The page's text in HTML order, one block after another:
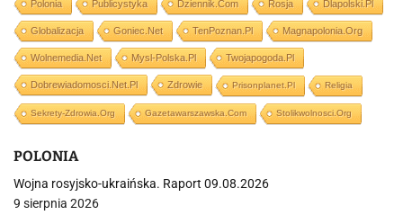
Polonia Publicystyka Dziennik.com Rosja Dlapolski.pl
Globalizacja Goniec.net TenPoznan.pl Magnapolonia.org
Wolnemedia.net Mysl-Polska.pl Twojapogoda.pl
Dobrewiadomosci.net.pl Zdrowie Prisonplanet.pl Religia
Sekrety-Zdrowia.org Gazetawarszawska.com Stolikwolnosci.org
POLONIA
Wojna rosyjsko-ukraińska. Raport 09.08.2026
9 sierpnia 2026